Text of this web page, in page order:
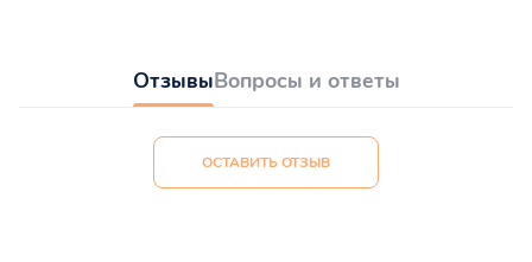
ОтзывыВопросы и ответы
ОСТАВИТЬ ОТЗЫВ